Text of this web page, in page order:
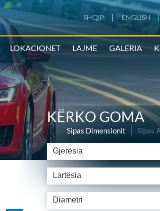
SHQIP | ENGLISH |
LOKACIONET LAJME GALERIA
KËRKO GOMA
Sipas Dimensionit Sipas
Gjerësia
Lartësia
Diametri